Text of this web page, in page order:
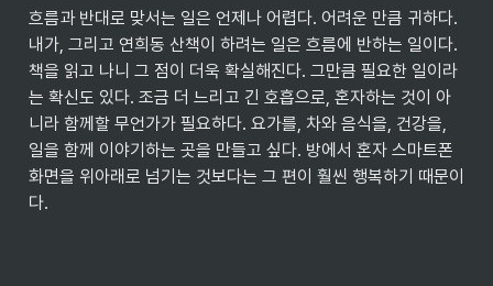
흐름과 반대로 맞서는 일은 언제나 어렵다. 어려운 만큼 귀하다.
내가, 그리고 연희동 산책이 하려는 일은 흐름에 반하는 일이다.
책을 읽고 나니 그 점이 더욱 확실해진다. 그만큼 필요한 일이라
는 확신도 있다. 조금 더 느리고 긴 호흡으로, 혼자하는 것이 아
니라 함께할 무언가가 필요하다. 요가를, 차와 음식을, 건강을,
일을 함께 이야기하는 곳을 만들고 싶다. 방에서 혼자 스마트폰
화면을 위아래로 넘기는 것보다는 그 편이 훨씬 행복하기 때문이
다.